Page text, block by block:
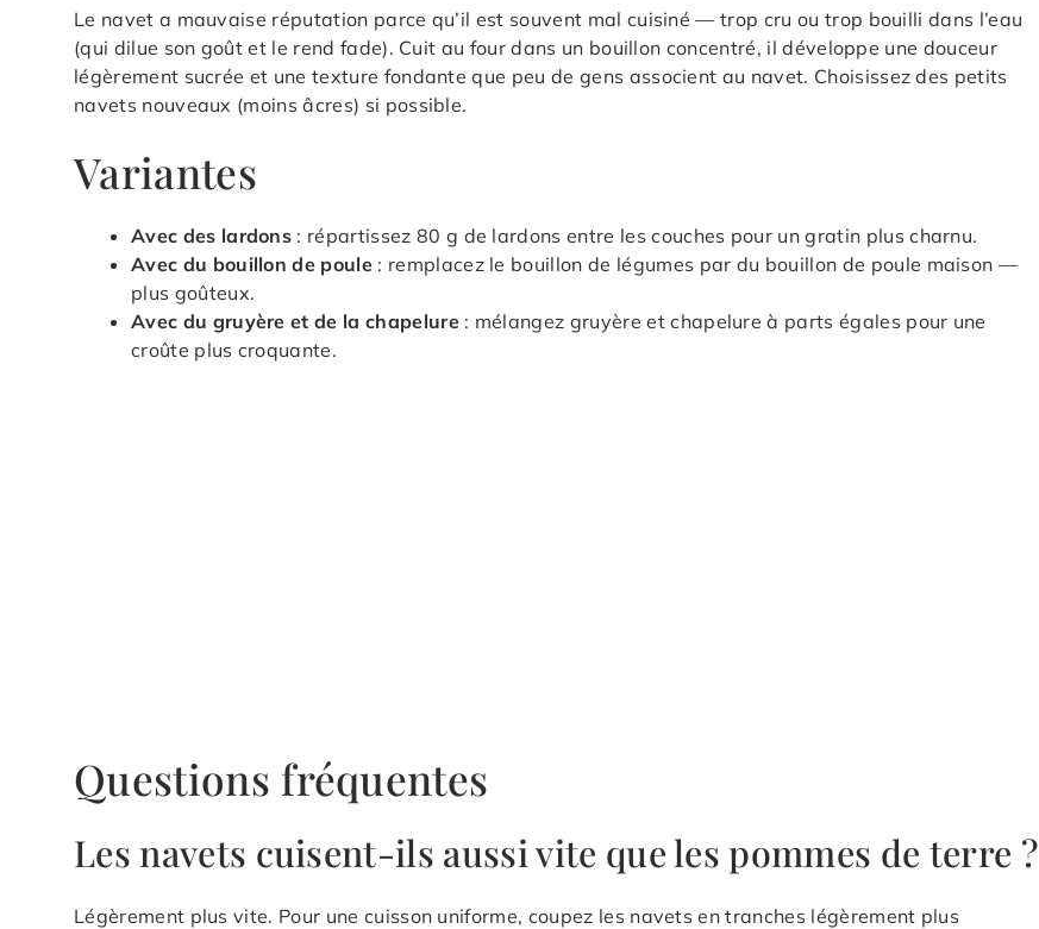
Le navet a mauvaise réputation parce qu’il est souvent mal cuisiné — trop cru ou trop bouilli dans l’eau
(qui dilue son goût et le rend fade). Cuit au four dans un bouillon concentré, il développe une douceur
légèrement sucrée et une texture fondante que peu de gens associent au navet. Choisissez des petits
navets nouveaux (moins âcres) si possible.
Variantes
Avec des lardons : répartissez 80 g de lardons entre les couches pour un gratin plus charnu.
Avec du bouillon de poule : remplacez le bouillon de légumes par du bouillon de poule maison —
plus goûteux.
Avec du gruyère et de la chapelure: mélangez gruyère et chapelure à parts égales pour une
croûte plus croquante.
Questions fréquentes
Les navets cuisent-ils aussi vite que les pommes de terre ?
Légèrement plus vite. Pour une cuisson uniforme, coupez les navets en tranches légèrement plus